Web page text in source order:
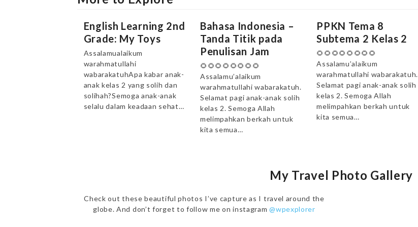
English Learning 2nd
Grade: My Toys
Assalamualaikum
warahmatullahi
wabarakatuhApa kabar anak-
anak kelas 2 yang solih dan
solihah?Semoga anak-anak
selalu dalam keadaan sehat…
Bahasa Indonesia –
Tanda Titik pada
Penulisan Jam
🌻🌻🌻🌻🌻🌻🌻🌻
Assalamu’alaikum
warahmatullahi wabarakatuh.
Selamat pagi anak-anak solih
kelas 2. Semoga Allah
melimpahkan berkah untuk
kita semua…
PPKN Tema 8
Subtema 2 Kelas 2
🌻🌻🌻🌻🌻🌻🌻🌻
Assalamu’alaikum
warahmatullahi wabarakatuh.
Selamat pagi anak-anak solih
kelas 2. Semoga Allah
melimpahkan berkah untuk
kita semua…
My Travel Photo Gallery
Check out these beautiful photos I’ve capture as I travel around the
globe. And don’t forget to follow me on instagram@wpexplorer